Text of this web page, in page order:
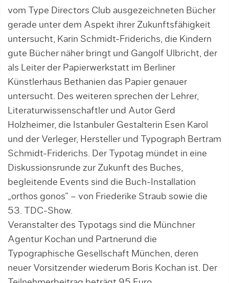
vom Type Directors Club ausgezeichneten Bücher
gerade unter dem Aspekt ihrer Zukunftsfähigkeit
untersucht, Karin Schmidt-Friderichs, die Kindern
gute Bücher näher bringt und Gangolf Ulbricht, der
als Leiter der Papierwerkstatt im Berliner
Künstlerhaus Bethanien das Papier genauer
untersucht. Des weiteren sprechen der Lehrer,
Literaturwissenschaftler und Autor Gerd
Holzheimer, die Istanbuler Gestalterin Esen Karol
und der Verleger, Hersteller und Typograph Bertram
Schmidt-Friderichs. Der Typotag mündet in eine
Diskussionsrunde zur Zukunft des Buches,
begleitende Events sind die Buch-Installation
„orthos gonos“ – von Friederike Straub sowie die
53. TDC-Show.
Veranstalter des Typotags sind die Münchner
Agentur Kochan und Partnerund die
Typographische Gesellschaft München, deren
neuer Vorsitzender wiederum Boris Kochan ist. Der